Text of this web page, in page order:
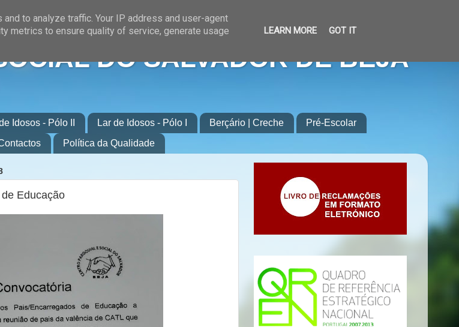
DO SALVADOR DE BEJA
Idosos - Pólo II Lar de Idosos - Pólo I Berçário | Creche
Pré-Escolar
Política da Qualidade
Educação
to analyze traffic. Your IP address and user-agent
metrics to ensure quality of service, generate usage
LEARN MORE GOT IT